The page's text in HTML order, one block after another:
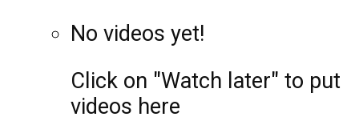
No videos yet!
Click on "Watch later" to put
videos here